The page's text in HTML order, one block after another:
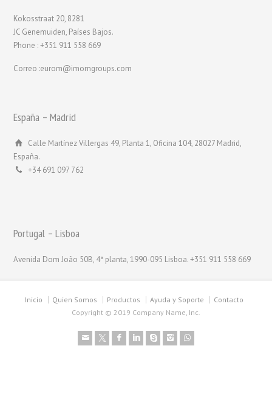
Kokosstraat 20, 8281
JC Genemuiden, Países Bajos.
Phone : +351 911 558 669
Correo :eurom@imomgroups.com
España – Madrid
Calle Martínez Villergas 49, Planta 1, Oficina 104, 28027 Madrid,
España.
+34 691 097 762
Portugal – Lisboa
Avenida Dom João 50B, 4ª planta, 1990-095 Lisboa. +351 911 558 669
Inicio Quien Somos Productos Ayuda y Soporte
Contacto
Copyright © 2019 Company Name, Inc.